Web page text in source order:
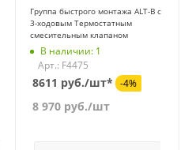
Группа быстрого монтажа ALT-B с
3-ходовым Термостатным
смесительным клапаном
В наличии: 1
Арт.: F4475
8611 руб./шт* -4%
8 970руб./шт